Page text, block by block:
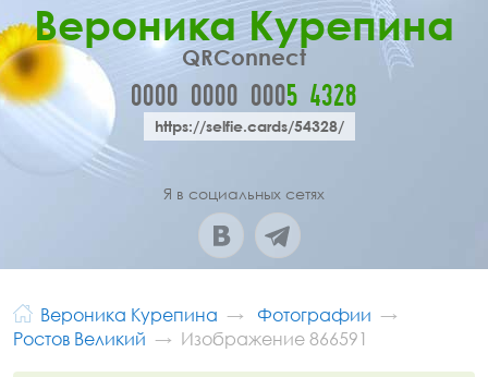
Вероника Курепина
QRConnect
0000 0000 0005 4328
https://selfie.cards/54328/
Я в социальных сетях
Вероника Курепина
Фотографии
Ростов Великий
Изображение 866591